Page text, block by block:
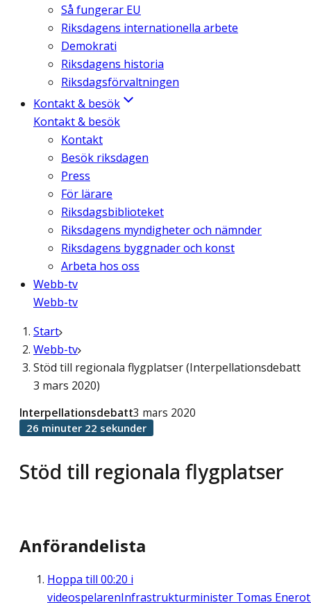
Så fungerar EU
Riksdagens internationella arbete
Demokrati
Riksdagens historia
Riksdagsförvaltningen
Kontakt & besök
Kontakt & besök
Kontakt
Besök riksdagen
Press
För lärare
Riksdagsbiblioteket
Riksdagens myndigheter och nämnder
Riksdagens byggnader och konst
Arbeta hos oss
Webb-tv
Webb-tv
Start
Webb-tv
Stöd till regionala flygplatser (Interpellationsdebatt
3 mars 2020)
Stöd till regionala flygplatser
Interpellationsdebatt3 mars 2020
26 minuter 22 sekunder
Anförandelista
Hoppa till 00:20 i
videospelarenInfrastrukturminister Tomas